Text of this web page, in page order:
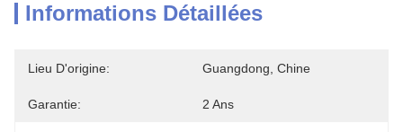
Informations Détaillées
Lieu D'origine: Guangdong, Chine
Garantie: 2 Ans